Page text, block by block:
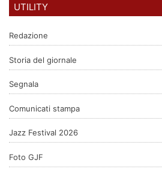
UTILITY
Redazione
Storia del giornale
Segnala
Comunicati stampa
Jazz Festival 2026
Foto GJF